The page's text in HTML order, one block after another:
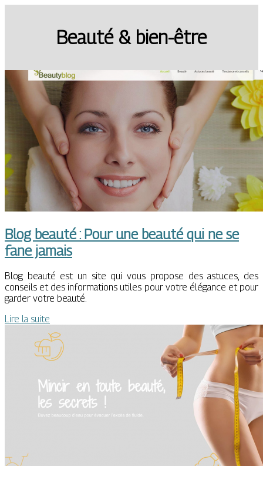
Beauté & bien-être
Blog beauté : Pour une beauté qui ne se
fane jamais
Blog beauté est un site qui vous propose des astuces, des
conseils et des informations utiles pour votre élégance et pour
garder votre beauté.
Lire la suite